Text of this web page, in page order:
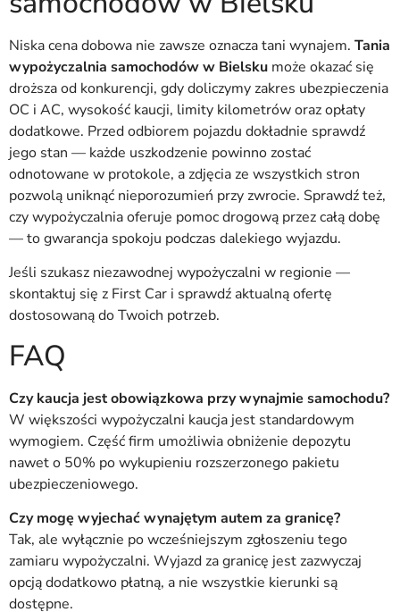
Niska cena dobowa nie zawsze oznacza tani wynajem. Tania
wypożyczalnia samochodów w Bielsku może okazać się
droższa od konkurencji, gdy doliczymy zakres ubezpieczenia
OC i AC, wysokość kaucji, limity kilometrów oraz opłaty
dodatkowe. Przed odbiorem pojazdu dokładnie sprawdź
jego stan — każde uszkodzenie powinno zostać
odnotowane w protokole, a zdjęcia ze wszystkich stron
pozwolą uniknąć nieporozumień przy zwrocie. Sprawdź też,
czy wypożyczalnia oferuje pomoc drogową przez całą dobę
— to gwarancja spokoju podczas dalekiego wyjazdu.
Jeśli szukasz niezawodnej wypożyczalni w regionie —
skontaktuj się z First Car i sprawdź aktualną ofertę
dostosowaną do Twoich potrzeb.
FAQ
Czy kaucja jest obowiązkowa przy wynajmie samochodu?
W większości wypożyczalni kaucja jest standardowym
wymogiem. Część firm umożliwia obniżenie depozytu
nawet o 50% po wykupieniu rozszerzonego pakietu
ubezpieczeniowego.
Czy mogę wyjechać wynajętym autem za granicę?
Tak, ale wyłącznie po wcześniejszym zgłoszeniu tego
zamiaru wypożyczalni. Wyjazd za granicę jest zazwyczaj
opcją dodatkowo płatną, a nie wszystkie kierunki są
dostępne.